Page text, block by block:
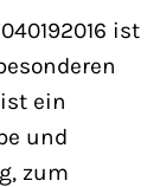
ist
ein
und
zum